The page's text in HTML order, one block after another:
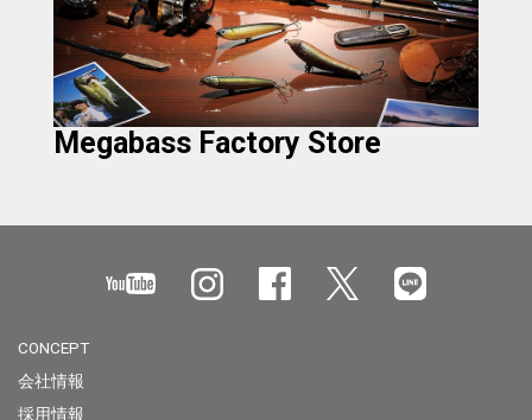
Megabass Factory Store
CONCEPT
会社情報
採用情報